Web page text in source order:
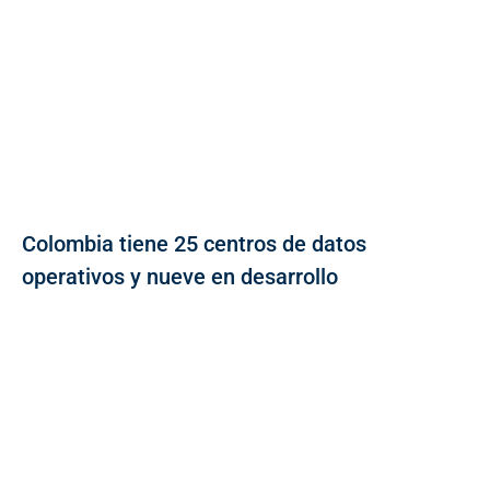
Colombia tiene 25 centros de datos
operativos y nueve en desarrollo